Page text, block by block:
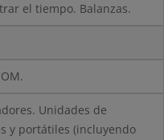
el tiempo. Balanzas.
Unidades de
y portátiles (incluyendo